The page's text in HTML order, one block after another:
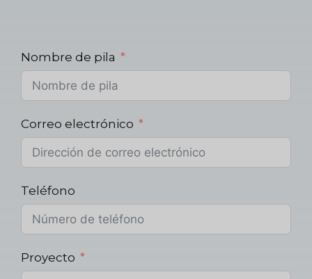
Nombre de pila
Correo electrónico
Teléfono
Proyecto